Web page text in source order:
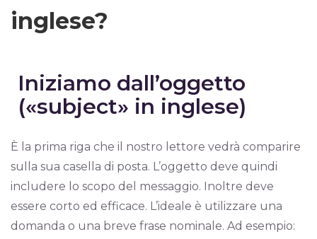
inglese?
Iniziamo dall’oggetto
(«subject» in inglese)
È la prima riga che il nostro lettore vedrà comparire
sulla sua casella di posta. L’oggetto deve quindi
includere lo scopo del messaggio. Inoltre deve
essere corto ed efficace. L’ideale è utilizzare una
domanda o una breve frase nominale. Ad esempio: